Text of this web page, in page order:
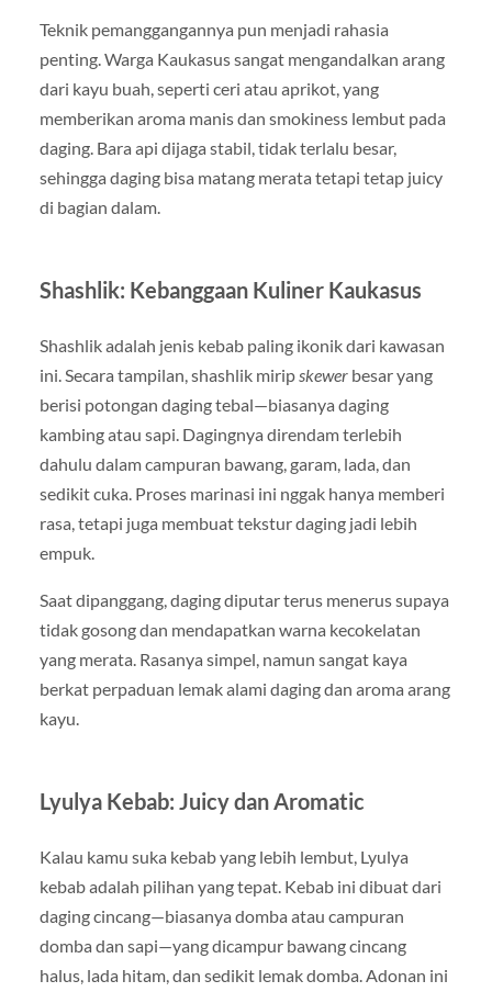
Teknik pemanggangannya pun menjadi rahasia
penting. Warga Kaukasus sangat mengandalkan arang
dari kayu buah, seperti ceri atau aprikot, yang
memberikan aroma manis dan smokiness lembut pada
daging. Bara api dijaga stabil, tidak terlalu besar,
sehingga daging bisa matang merata tetapi tetap juicy
di bagian dalam.
Shashlik: Kebanggaan Kuliner Kaukasus
Shashlik adalah jenis kebab paling ikonik dari kawasan
ini. Secara tampilan, shashlik miripskewerbesar yang
berisi potongan daging tebal—biasanya daging
kambing atau sapi. Dagingnya direndam terlebih
dahulu dalam campuran bawang, garam, lada, dan
sedikit cuka. Proses marinasi ini nggak hanya memberi
rasa, tetapi juga membuat tekstur daging jadi lebih
empuk.
Saat dipanggang, daging diputar terus menerus supaya
tidak gosong dan mendapatkan warna kecokelatan
yang merata. Rasanya simpel, namun sangat kaya
berkat perpaduan lemak alami daging dan aroma arang
kayu.
Lyulya Kebab: Juicy dan Aromatic
Kalau kamu suka kebab yang lebih lembut, Lyulya
kebab adalah pilihan yang tepat. Kebab ini dibuat dari
daging cincang—biasanya domba atau campuran
domba dan sapi—yang dicampur bawang cincang
halus, lada hitam, dan sedikit lemak domba. Adonan ini